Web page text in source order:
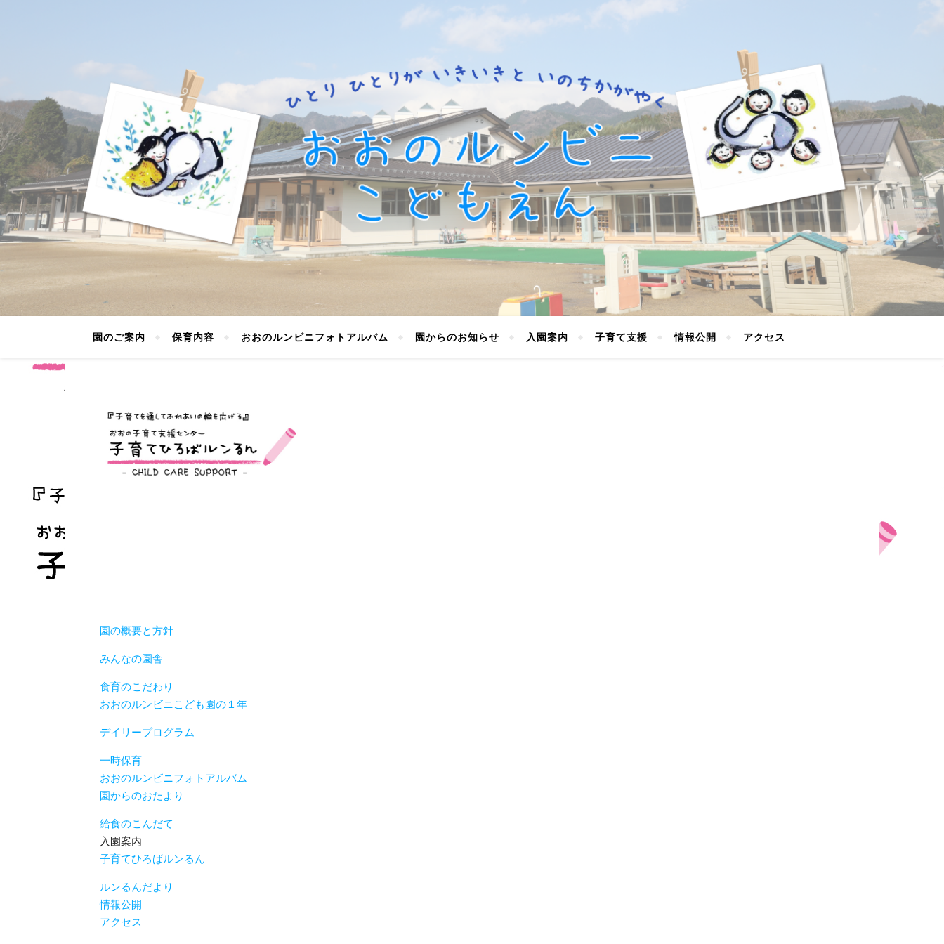
園のご案内 保育内容 おおのルンビニフォトアルバム 園からのお知らせ 入園案内 子育て支援 情報公開 アクセス
園の概要と方針
みんなの園舎
食育のこだわり
おおのルンビニこども園の１年
デイリープログラム
一時保育
おおのルンビニフォトアルバム
園からのおたより
給食のこんだて
入園案内
子育てひろばルンるん
ルンるんだより
情報公開
アクセス